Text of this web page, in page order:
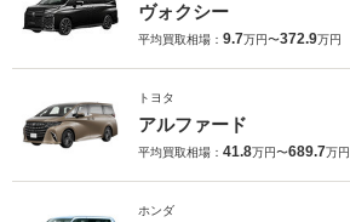
ヴォクシー
平均買取相場： 9.7万円〜372.9万円
トヨタ
アルファード
平均買取相場： 41.8万円〜689.7万円
ホンダ